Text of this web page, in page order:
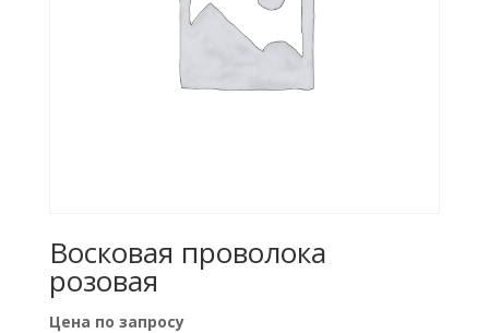
Восковая проволока
розовая
Цена по запросу